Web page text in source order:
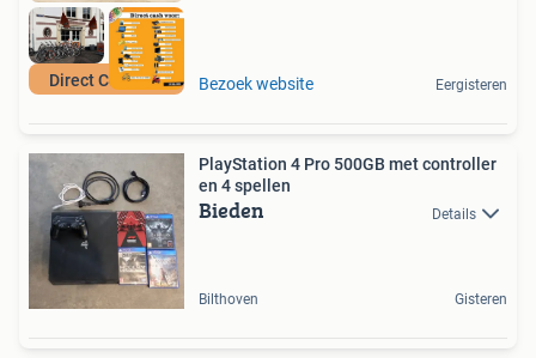
Direct Contant! Bezoek website Eergisteren
PlayStation 4 Pro 500GB met controller
en 4 spellen
Bieden Details
Bilthoven Gisteren